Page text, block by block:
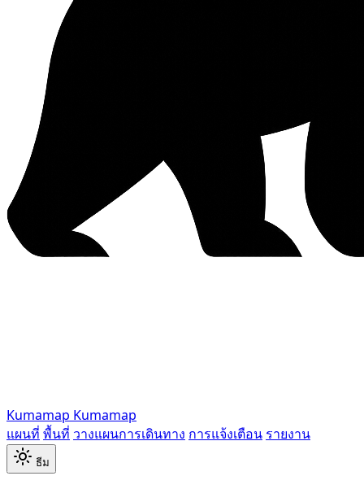
Kumamap Kumamap
แผนที่ พื้นที่ วางแผนการเดินทาง การแจ้งเตือน รายงาน
ธีม